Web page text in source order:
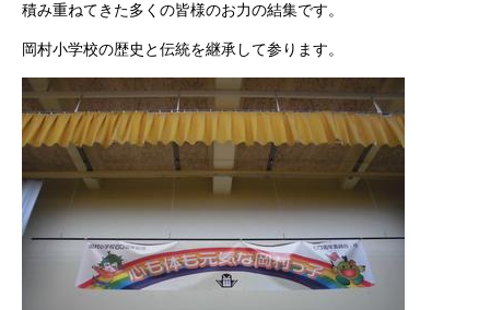
積み重ねてきた多くの皆様のお力の結集です。
岡村小学校の歴史と伝統を継承して参ります。